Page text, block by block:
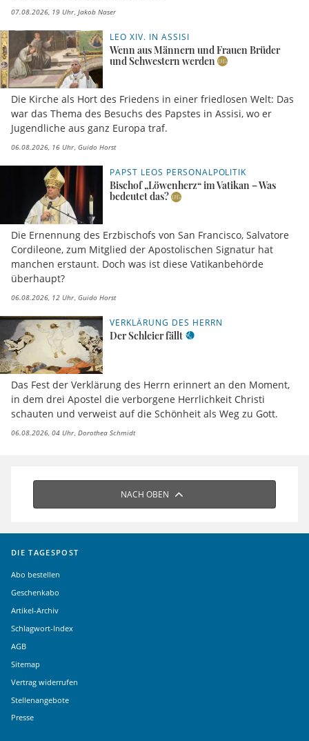
07.08.2026, 19 Uhr Jakob Naser
LEO XIV. IN ASSISI
Wenn aus Männern und Frauen Brüder
und Schwestern werden
Die Kirche als Hort des Friedens in einer friedlosen Welt: Das
war das Thema des Besuchs des Papstes in Assisi, wo er
Jugendliche aus ganz Europa traf.
06.08.2026, 16 Uhr Guido Horst
PAPST LEOS PERSONALPOLITIK
Bischof „Löwenherz“ im Vatikan – Was
bedeutet das?
Die Ernennung des Erzbischofs von San Francisco, Salvatore
Cordileone, zum Mitglied der Apostolischen Signatur hat
manchen erstaunt. Doch was ist diese Vatikanbehörde
überhaupt?
06.08.2026, 12 Uhr Guido Horst
VERKLÄRUNG DES HERRN
Der Schleier fällt
Das Fest der Verklärung des Herrn erinnert an den Moment,
in dem drei Apostel die verborgene Herrlichkeit Christi
schauten und verweist auf die Schönheit als Weg zu Gott.
06.08.2026, 04 Uhr Dorothea Schmidt
NACH OBEN
DIE TAGESPOST
Abo bestellen
Geschenkabo
Artikel-Archiv
Schlagwort-Index
AGB
Sitemap
Vertrag widerrufen
Stellenangebote
Presse